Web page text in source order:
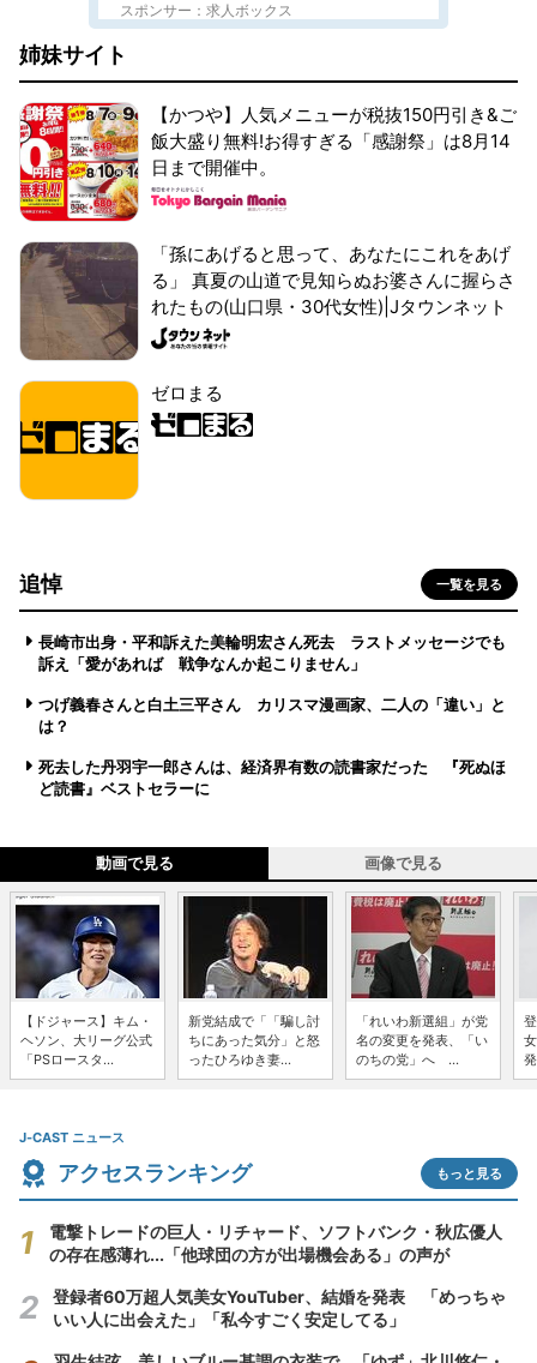
スポンサー：求人ボックス
姉妹サイト
【かつや】人気メニューが税抜150円引き&ご
飯大盛り無料!お得すぎる「感謝祭」は8月14
日まで開催中。
「孫にあげると思って、あなたにこれをあげ
る」 真夏の山道で見知らぬお婆さんに握らさ
れたもの(山口県・30代女性)|Jタウンネット
ゼロまる
追悼 一覧を見る
長崎市出身・平和訴えた美輪明宏さん死去 ラストメッセージでも
訴え「愛があれば 戦争なんか起こりません」
つげ義春さんと白土三平さん カリスマ漫画家、二人の「違い」と
は？
死去した丹羽宇一郎さんは、経済界有数の読書家だった 『死ぬほ
ど読書』ベストセラーに
動画で見る 画像で見る
【ドジャース】キム・
ヘソン、大リーグ公式
「PSロースタ...
新党結成で「「騙し討
ちにあった気分」と怒
ったひろゆき妻...
「れいわ新選組」が党
名の変更を発表、「い
のちの党」へ ...
J-CAST ニュース
アクセスランキング もっと見る
電撃トレードの巨人・リチャード、ソフトバンク・秋広優人
の存在感薄れ...「他球団の方が出場機会ある」の声が
登録者60万超人気美女YouTuber、結婚を発表 「めっちゃ
いい人に出会えた」「私今すごく安定してる」